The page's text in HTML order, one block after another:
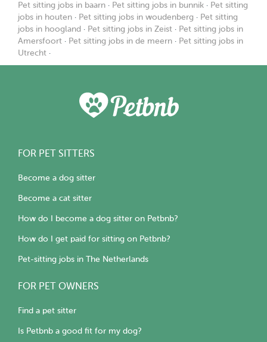
Pet sitting jobs in baarn · Pet sitting jobs in bunnik · Pet sitting
jobs in houten · Pet sitting jobs in woudenberg · Pet sitting
jobs in hoogland · Pet sitting jobs in Zeist · Pet sitting jobs in
Amersfoort · Pet sitting jobs in de meern · Pet sitting jobs in
Utrecht ·
FOR PET SITTERS
Become a dog sitter
Become a cat sitter
How do I become a dog sitter on Petbnb?
How do I get paid for sitting on Petbnb?
Pet-sitting jobs in The Netherlands
FOR PET OWNERS
Find a pet sitter
Is Petbnb a good fit for my dog?